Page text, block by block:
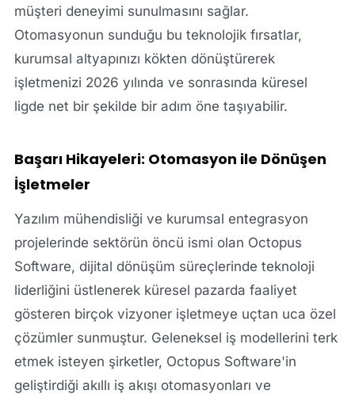
müşteri deneyimi sunulmasını sağlar.
Otomasyonun sunduğu bu teknolojik fırsatlar,
kurumsal altyapınızı kökten dönüştürerek
işletmenizi 2026 yılında ve sonrasında küresel
ligde net bir şekilde bir adım öne taşıyabilir.
Başarı Hikayeleri: Otomasyon ile Dönüşen
İşletmeler
Yazılım mühendisliği ve kurumsal entegrasyon
projelerinde sektörün öncü ismi olan Octopus
Software, dijital dönüşüm süreçlerinde teknoloji
liderliğini üstlenerek küresel pazarda faaliyet
gösteren birçok vizyoner işletmeye uçtan uca özel
çözümler sunmuştur. Geleneksel iş modellerini terk
etmek isteyen şirketler, Octopus Software'in
geliştirdiği akıllı iş akışı otomasyonları ve